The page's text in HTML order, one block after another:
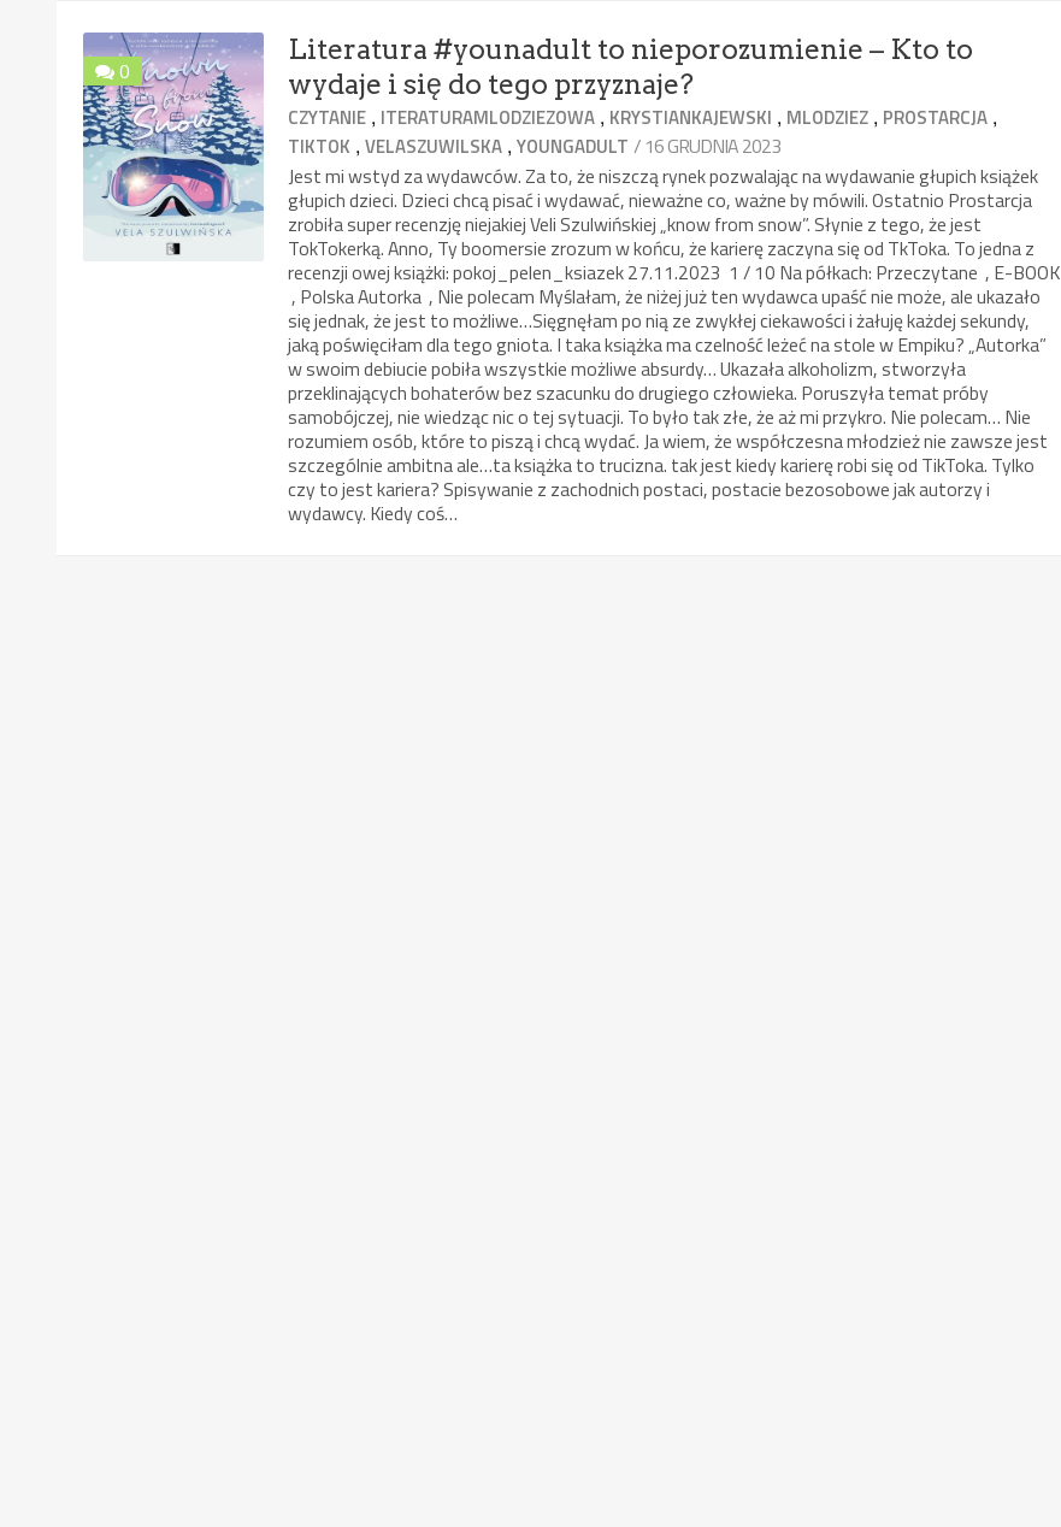
0
Literatura #younadult to nieporozumienie – Kto to
wydaje i się do tego przyznaje?
CZYTANIE , ITERATURAMLODZIEZOWA , KRYSTIANKAJEWSKI , MLODZIEZ , PROSTARCJA ,
TIKTOK ,VELASZUWILSKA ,YOUNGADULT / 16 GRUDNIA 2023
Jest mi wstyd za wydawców. Za to, że niszczą rynek pozwalając na wydawanie głupich książek
głupich dzieci. Dzieci chcą pisać i wydawać, nieważne co, ważne by mówili. Ostatnio Prostarcja
zrobiła super recenzję niejakiej Veli Szulwińskiej „know from snow”. Słynie z tego, że jest
TokTokerką. Anno, Ty boomersie zrozum w końcu, że karierę zaczyna się od TkToka. To jedna z
recenzji owej książki: pokoj_pelen_ksiazek 27.11.2023 1 / 10 Na półkach: Przeczytane , E-BOOK
, Polska Autorka , Nie polecam Myślałam, że niżej już ten wydawca upaść nie może, ale ukazało
się jednak, że jest to możliwe…Sięgnęłam po nią ze zwykłej ciekawości i żałuję każdej sekundy,
jaką poświęciłam dla tego gniota. I taka książka ma czelność leżeć na stole w Empiku? „Autorka”
w swoim debiucie pobiła wszystkie możliwe absurdy… Ukazała alkoholizm, stworzyła
przeklinających bohaterów bez szacunku do drugiego człowieka. Poruszyła temat próby
samobójczej, nie wiedząc nic o tej sytuacji. To było tak złe, że aż mi przykro. Nie polecam… Nie
rozumiem osób, które to piszą i chcą wydać. Ja wiem, że współczesna młodzież nie zawsze jest
szczególnie ambitna ale…ta książka to trucizna. tak jest kiedy karierę robi się od TikToka. Tylko
czy to jest kariera? Spisywanie z zachodnich postaci, postacie bezosobowe jak autorzy i
wydawcy. Kiedy coś…